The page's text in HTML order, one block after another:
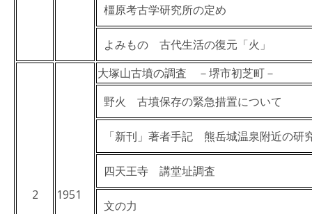
橿原考古学研究所の定め
よみもの 古代生活の復元「火」
2 1951
大塚山古墳の調査 －堺市初芝町－
野火 古墳保存の緊急措置について
「新刊」著者手記 熊岳城温泉附近の研
四天王寺 講堂址調査
文の力